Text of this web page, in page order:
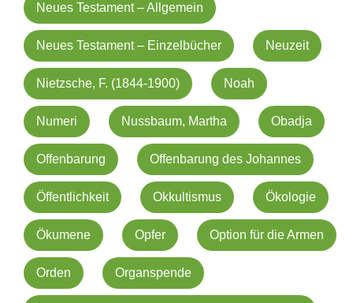
Neues Testament – Allgemein
Neues Testament – Einzelbücher Neuzeit
Nietzsche, F. (1844-1900) Noah
Numeri Nussbaum, Martha Obadja
Offenbarung Offenbarung des Johannes
Öffentlichkeit Okkultismus Ökologie
Ökumene Opfer Option für die Armen
Orden Organspende